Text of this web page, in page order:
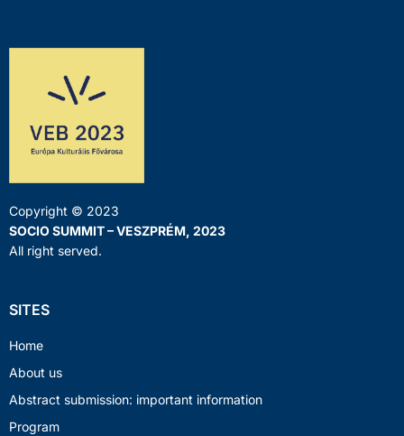
Copyright © 2023
SOCIO SUMMIT – VESZPRÉM, 2023
All right served.
SITES
Home
About us
Abstract submission: important information
Program